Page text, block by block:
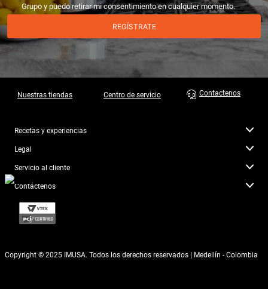
Grupo y puedo retirar mi consentimiento en cualquier momento.
REGÍSTRATE
Nuestras tiendas Centro de servicio Contactenos
Recetas y experiencias
Legal
Servicio al cliente
Contáctenos
Copyright © 2025 IMUSA. Todos los derechos reservados | Medellín - Colombia